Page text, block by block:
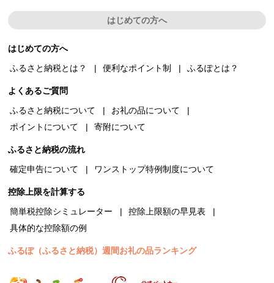
はじめての方へ
はじめての方へ
ふるさと納税とは？
便利なポイント制 ふるぽとは？
よくあるご質問
ふるさと納税について
お礼の品について
ポイントについて
寄附について
ふるさと納税の流れ
確定申告について
ワンストップ特例制度について
控除上限を計算する
簡単税控除シミュレーター
控除上限額の早見表
具体的な控除額の例
ふるぽ（ふるさと納税）週間お礼の品ランキング